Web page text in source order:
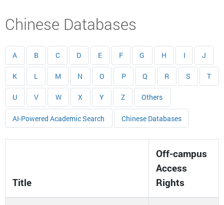
Start main content
Chinese Databases
A B C D E F G H I J
K L M N O P Q R S T
U V W X Y Z Others
AI-Powered Academic Search Chinese Databases
Title
Off-campus
Access
Rights